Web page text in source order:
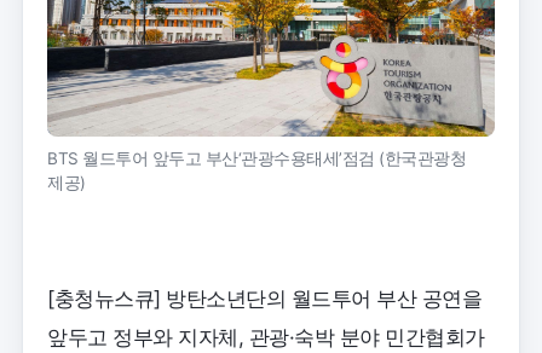
BTS 월드투어 앞두고 부산‘관광수용태세’점검 (한국관광청
제공)
[충청뉴스큐] 방탄소년단의 월드투어 부산 공연을
앞두고 정부와 지자체, 관광·숙박 분야 민간협회가